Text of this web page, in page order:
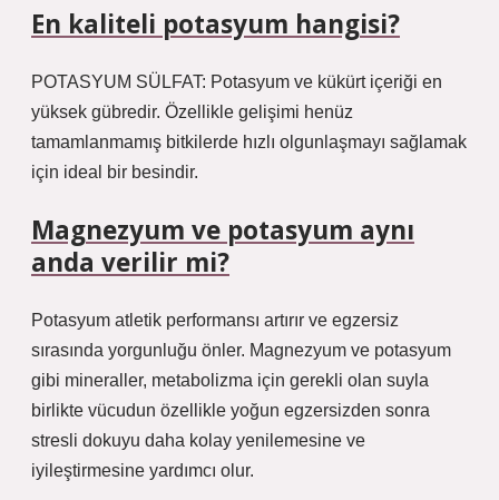
En kaliteli potasyum hangisi?
POTASYUM SÜLFAT: Potasyum ve kükürt içeriği en
yüksek gübredir. Özellikle gelişimi henüz
tamamlanmamış bitkilerde hızlı olgunlaşmayı sağlamak
için ideal bir besindir.
Magnezyum ve potasyum aynı
anda verilir mi?
Potasyum atletik performansı artırır ve egzersiz
sırasında yorgunluğu önler. Magnezyum ve potasyum
gibi mineraller, metabolizma için gerekli olan suyla
birlikte vücudun özellikle yoğun egzersizden sonra
stresli dokuyu daha kolay yenilemesine ve
iyileştirmesine yardımcı olur.